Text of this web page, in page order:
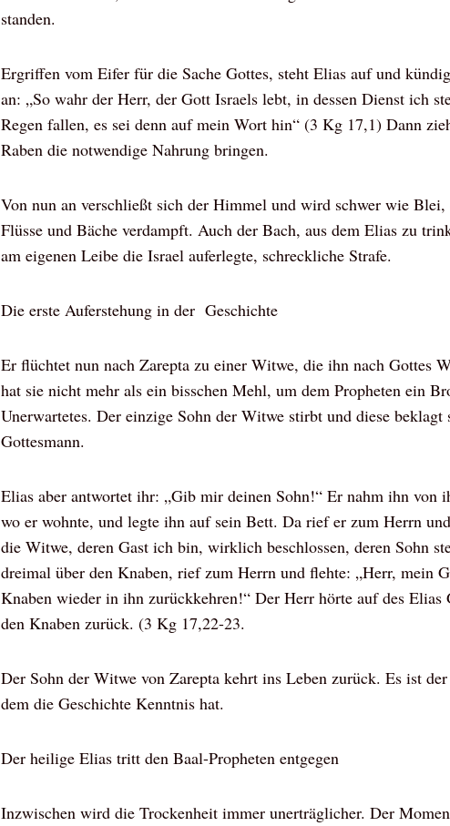
standen.
Ergriffen vom Eifer für die Sache Gottes, steht Elias auf und
an: „So wahr der Herr, der Gott Israels lebt, in dessen Dienst ich
Regen fallen, es sei denn auf mein Wort hin“ (3 Kg 17,1) Dann
Raben die notwendige Nahrung bringen.
Von nun an verschließt sich der Himmel und wird schwer wie Blei,
Flüsse und Bäche verdampft. Auch der Bach, aus dem Elias zu
am eigenen Leibe die Israel auferlegte, schreckliche Strafe.
Die erste Auferstehung in der Geschichte
Er flüchtet nun nach Zarepta zu einer Witwe, die ihn nach Gottes
hat sie nicht mehr als ein bisschen Mehl, um dem Propheten ein
Unerwartetes. Der einzige Sohn der Witwe stirbt und diese
Gottesmann.
Elias aber antwortet ihr: „Gib mir deinen Sohn!“ Er nahm ihn von
wo er wohnte, und legte ihn auf sein Bett. Da rief er zum Herrn
die Witwe, deren Gast ich bin, wirklich beschlossen, deren Sohn
dreimal über den Knaben, rief zum Herrn und flehte: „Herr, mein
Knaben wieder in ihn zurückkehren!“ Der Herr hörte auf des Elias
den Knaben zurück. (3 Kg 17,22-23.
Der Sohn der Witwe von Zarepta kehrt ins Leben zurück. Es ist
dem die Geschichte Kenntnis hat.
Der heilige Elias tritt den Baal-Propheten entgegen
Inzwischen wird die Trockenheit immer unerträglicher. Der